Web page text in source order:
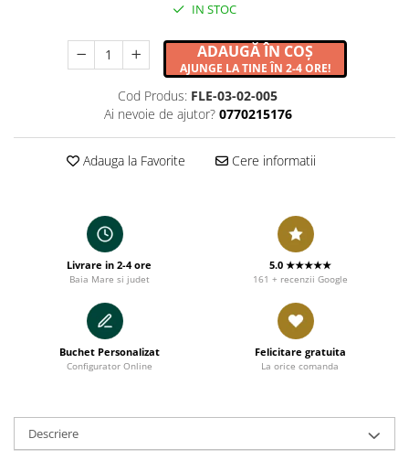
IN STOC
ADAUGĂ ÎN COȘ
AJUNGE LA TINE ÎN 2-4 ORE!
Cod Produs: FLE-03-02-005
Ai nevoie de ajutor? 0770215176
Adauga la Favorite Cere informatii
Livrare in 2-4 ore
Baia Mare si judet
5.0 ★★★★★
161 + recenzii Google
Buchet Personalizat
Configurator Online
Felicitare gratuita
La orice comanda
Descriere